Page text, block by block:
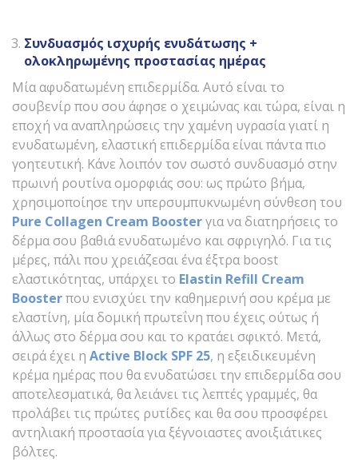
Συνδυασμός ισχυρής ενυδάτωσης +
ολοκληρωμένης προστασίας ημέρας
Μία αφυδατωμένη επιδερμίδα. Αυτό είναι το
σουβενίρ που σου άφησε ο χειμώνας και τώρα, είναι η
εποχή να αναπληρώσεις την χαμένη υγρασία γιατί η
ενυδατωμένη, ελαστική επιδερμίδα είναι πάντα πιο
γοητευτική. Κάνε λοιπόν τον σωστό συνδυασμό στην
πρωινή ρουτίνα ομορφιάς σου: ως πρώτο βήμα,
χρησιμοποίησε την υπερσυμπυκνωμένη σύνθεση του
Pure Collagen Cream Boosterγια να διατηρήσεις το
δέρμα σου βαθιά ενυδατωμένο και σφριγηλό. Για τις
μέρες, πάλι που χρειάζεσαι ένα έξτρα boost
ελαστικότητας, υπάρχει το Εlastin Refill Cream
Boosterπου ενισχύει την καθημερινή σου κρέμα με
ελαστίνη, μία δομική πρωτεΐνη που έχεις ούτως ή
άλλως στο δέρμα σου και το κρατάει σφικτό. Μετά,
σειρά έχει η Active Block SPF 25, η εξειδικευμένη
κρέμα ημέρας που θα ενυδατώσει την επιδερμίδα σου
αποτελεσματικά, θα λειάνει τις λεπτές γραμμές, θα
προλάβει τις πρώτες ρυτίδες και θα σου προσφέρει
αντηλιακή προστασία για ξέγνοιαστες ανοιξιάτικες
βόλτες.